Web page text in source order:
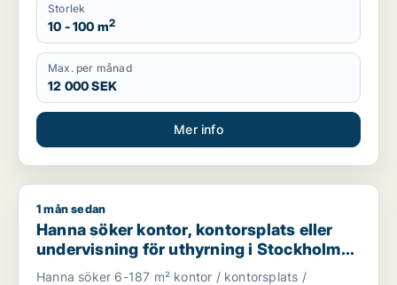
Storlek
10 - 100 m2
Max. per månad
12 000 SEK
Mer info
Hanna söker kontor, kontorsplats eller undervisning för
1 mån sedan
Hanna söker kontor, kontorsplats eller
undervisning för uthyrning i Stockholm
Innerstad eller Södermalm
Hanna söker 6-187 m² kontor / kontorsplats /